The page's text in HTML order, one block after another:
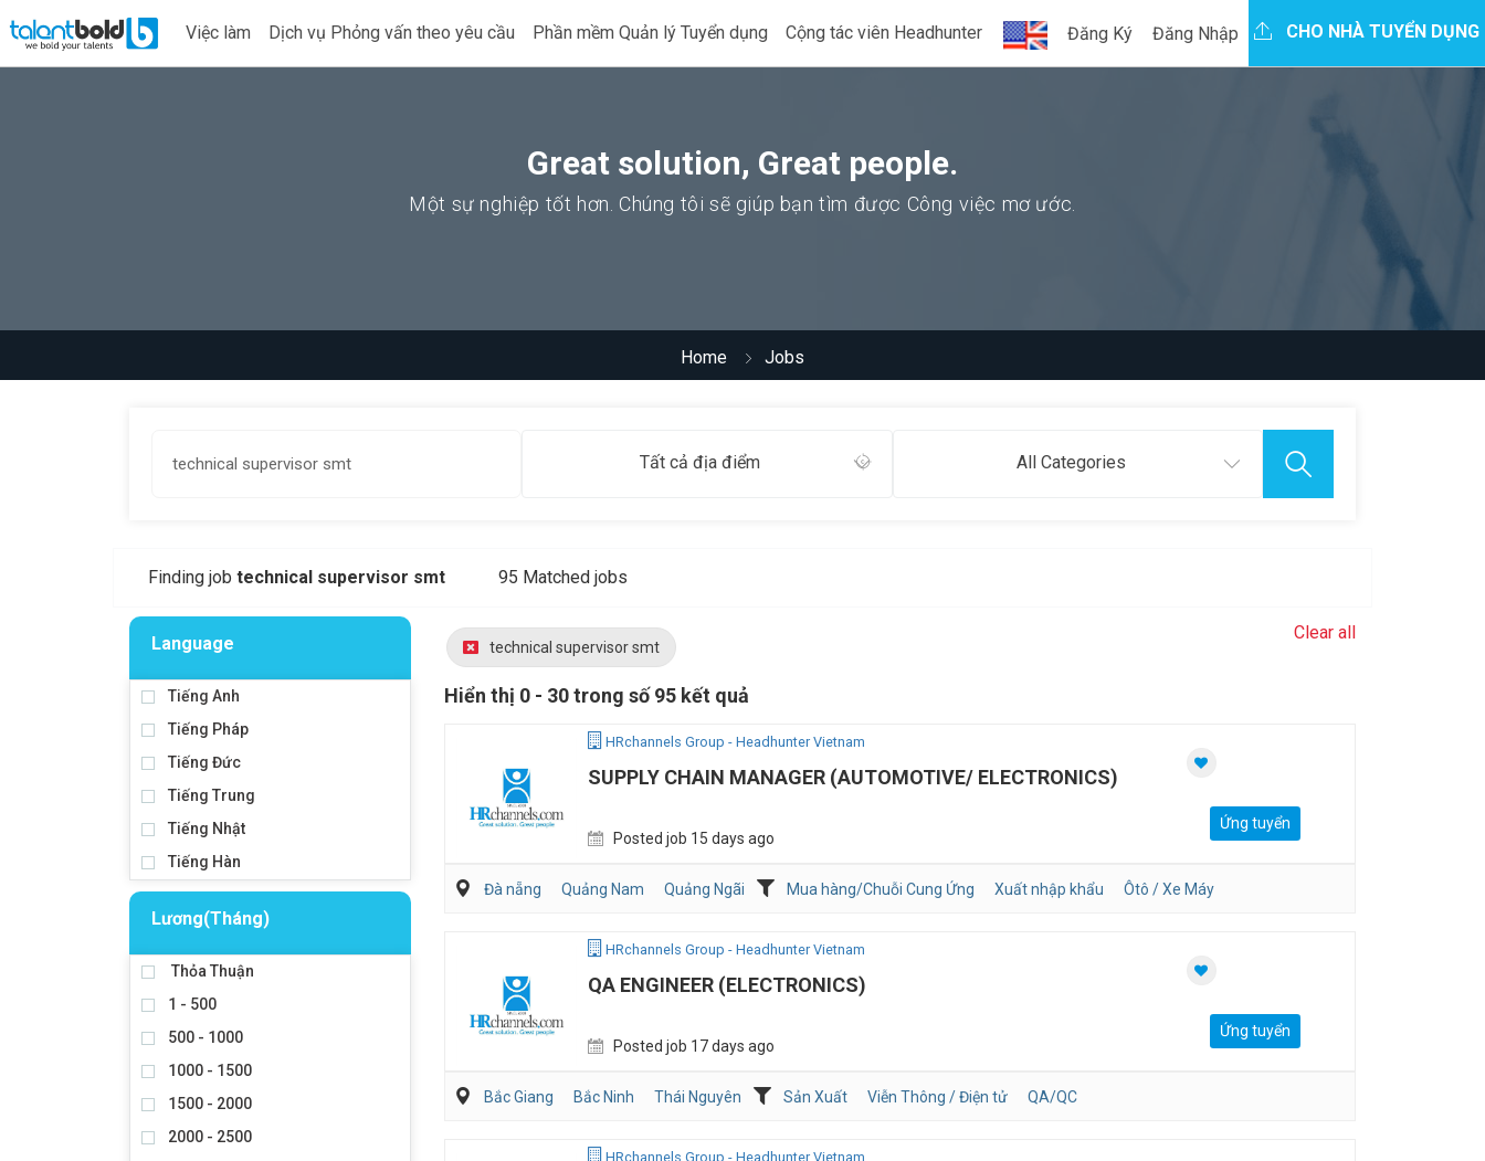
Việc làm Dịch vụ Phỏng vấn theo yêu cầu Phần mềm Quản lý Tuyển dụng Cộng tác viên Headhunter Đăng Ký Đăng Nhập CHO NHÀ TUYỂN DỤNG
Great solution, Great people.
Một sự nghiệp tốt hơn. Chúng tôi sẽ giúp bạn tìm được Công việc mơ ước.
Home Jobs
Tất cả địa điểm All Categories
Finding job technical supervisor smt 95 Matched jobs
Language
Tiếng Anh
Tiếng Pháp
Tiếng Đức
Tiếng Trung
Tiếng Nhật
Tiếng Hàn
Lương(Tháng)
Thỏa Thuận
1 - 500
500 - 1000
1000 - 1500
1500 - 2000
2000 - 2500
technical supervisor smt
Clear all
Hiển thị 0 - 30 trong số 95 kết quả
HRchannels Group - Headhunter Vietnam
SUPPLY CHAIN MANAGER (AUTOMOTIVE/ ELECTRONICS)
Posted job 15 days ago
Ứng tuyển
Đà nẵng Quảng Nam Quảng Ngãi Mua hàng/Chuỗi Cung Ứng Xuất nhập khẩu Ôtô / Xe Máy
HRchannels Group - Headhunter Vietnam
QA ENGINEER (ELECTRONICS)
Posted job 17 days ago
Ứng tuyển
Bắc Giang Bắc Ninh Thái Nguyên Sản Xuất Viễn Thông / Điện tử QA/QC
HRchannels Group - Headhunter Vietnam